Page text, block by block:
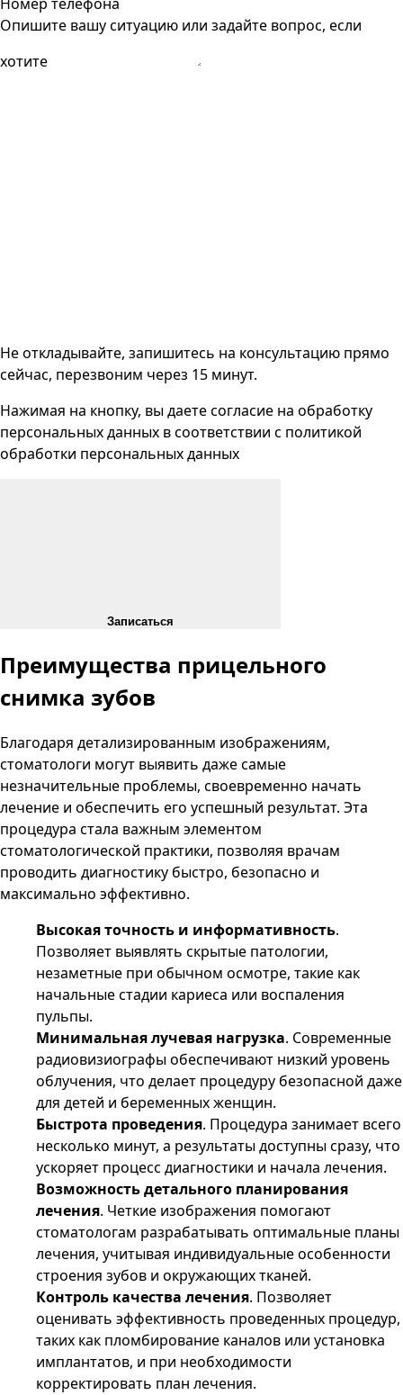
Опишите вашу ситуацию или задайте вопрос, если
хотите
Не откладывайте, запишитесь на консультацию прямо
сейчас, перезвоним через 15 минут.
Нажимая на кнопку, вы даете согласие на обработку
персональных данных в соответствии с политикой
обработки персональных данных
Записаться
Преимущества прицельного
снимка зубов
Благодаря детализированным изображениям,
стоматологи могут выявить даже самые
незначительные проблемы, своевременно начать
лечение и обеспечить его успешный результат. Эта
процедура стала важным элементом
стоматологической практики, позволяя врачам
проводить диагностику быстро, безопасно и
максимально эффективно.
Высокая точность и информативность.
Позволяет выявлять скрытые патологии,
незаметные при обычном осмотре, такие как
начальные стадии кариеса или воспаления
пульпы.
Минимальная лучевая нагрузка. Современные
радиовизиографы обеспечивают низкий уровень
облучения, что делает процедуру безопасной даже
для детей и беременных женщин.
Быстрота проведения. Процедура занимает всего
несколько минут, а результаты доступны сразу, что
ускоряет процесс диагностики и начала лечения.
Возможность детального планирования
лечения. Четкие изображения помогают
стоматологам разрабатывать оптимальные планы
лечения, учитывая индивидуальные особенности
строения зубов и окружающих тканей.
Контроль качества лечения. Позволяет
оценивать эффективность проведенных процедур,
таких как пломбирование каналов или установка
имплантатов, и при необходимости
корректировать план лечения.